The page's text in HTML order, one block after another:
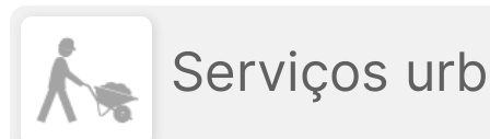
Serviços